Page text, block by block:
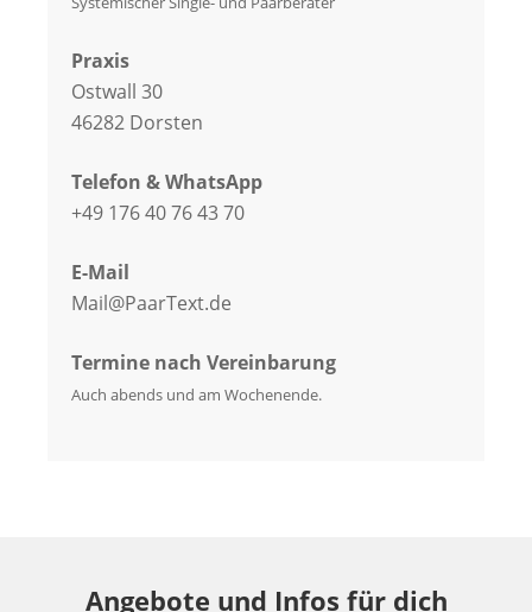
Praxis
Ostwall 30
46282 Dorsten
Telefon & WhatsApp
+49 176 40 76 43 70
E-Mail
Mail@PaarText.de
Termine nach Vereinbarung
Auch abends und am Wochenende.
Angebote und Infos für dich